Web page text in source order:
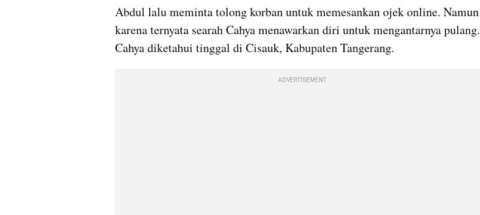
Abdul lalu meminta tolong korban untuk memesankan ojek online. Namun
karena ternyata searah Cahya menawarkan diri untuk mengantarnya pulang.
Cahya diketahui tinggal di Cisauk, Kabupaten Tangerang.
ADVERTISEMENT